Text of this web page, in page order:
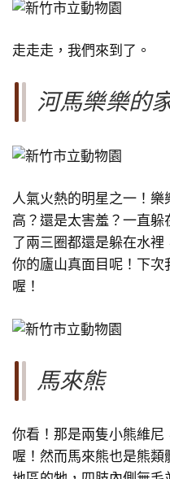
走走走，我們來到了。
河馬樂樂的
人氣火熱的明星之一！
高？還是太害羞？一直
了兩三圈都還是躲在水
你的廬山真面目呢！下
喔！
馬來熊
你看！那是兩隻小熊維
喔！然而馬來熊也是熊